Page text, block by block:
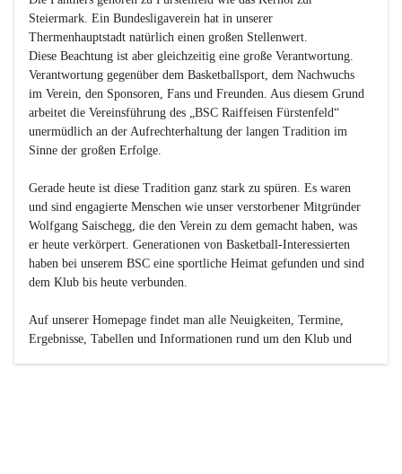
Steiermark. Ein Bundesligaverein hat in unserer
Thermenhauptstadt natürlich einen großen Stellenwert.
Diese Beachtung ist aber gleichzeitig eine große Verantwortung.
Verantwortung gegenüber dem Basketballsport, dem Nachwuchs
im Verein, den Sponsoren, Fans und Freunden. Aus diesem Grund
arbeitet die Vereinsführung des „BSC Raiffeisen Fürstenfeld“
unermüdlich an der Aufrechterhaltung der langen Tradition im
Sinne der großen Erfolge.
Gerade heute ist diese Tradition ganz stark zu spüren. Es waren
und sind engagierte Menschen wie unser verstorbener Mitgründer
Wolfgang Saischegg, die den Verein zu dem gemacht haben, was
er heute verkörpert. Generationen von Basketball-Interessierten
haben bei unserem BSC eine sportliche Heimat gefunden und sind
dem Klub bis heute verbunden.
Auf unserer Homepage findet man alle Neuigkeiten, Termine,
Ergebnisse, Tabellen und Informationen rund um den Klub und